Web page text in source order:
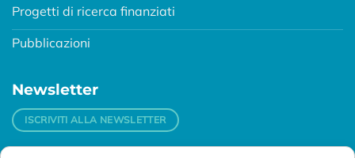
Progetti di ricerca finanziati
Pubblicazioni
Newsletter
ISCRIVITI ALLA NEWSLETTER